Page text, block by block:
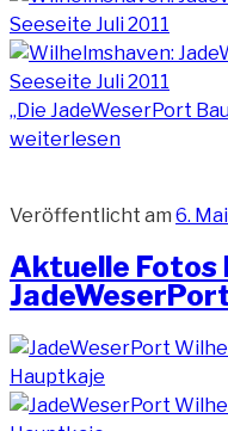
„Die JadeWeserPort
weiterlesen
Veröffentlicht am 6.
Aktuelle Fotos